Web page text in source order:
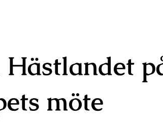
möte